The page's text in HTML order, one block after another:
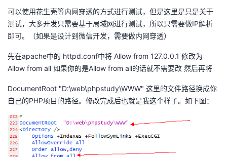
客
论
的
子
我
直
播
的
活
动
我
的
关
我
的
开
我
的
我
可以使用花生壳等内网穿透的方式进行测试，但是这里是只是关于
测试，大多开发只需要基于局域网进行测试，所以只需要做IP解析
即可。（如果是设计到微信开发，需要做内网穿透）
先在apache中的 httpd.conf中将 Allow from 127.0.0.1 修改为
Allow from all 如果你的是Allow from all的话就不需要改 然后再将
DocumentRoot "D:\web\phpstudy\WWW" 这里的文件路径换成你
自己的PHP项目的路径。修改完成后也就是我这个样子。如下图：